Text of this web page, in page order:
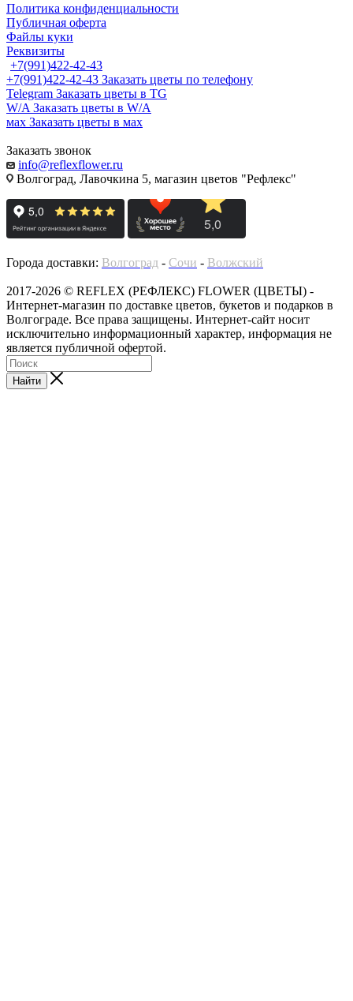
Политика конфиденциальности
Публичная оферта
Файлы куки
Реквизиты
+7(991)422-42-43
+7(991)422-42-43 Заказать цветы по телефону
Telegram Заказать цветы в TG
W/A Заказать цветы в W/A
мах Заказать цветы в мах
Заказать звонок
info@reflexflower.ru
Волгоград, Лавочкина 5, магазин цветов "Рефлекс"
Города доставки: Волгоград - Сочи - Волжский
2017-2026 © REFLEX (РЕФЛЕКС) FLOWER (ЦВЕТЫ) -
Интернет-магазин по доставке цветов, букетов и подарков в
Волгограде. Все права защищены. Интернет-сайт носит
исключительно информационный характер, информация не
является публичной офертой.
Найти